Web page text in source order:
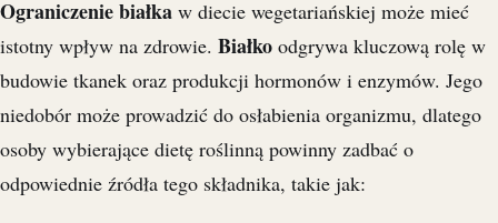
Ograniczenie białka w diecie wegetariańskiej może mieć
istotny wpływ na zdrowie. Białko odgrywa kluczową rolę w
budowie tkanek oraz produkcji hormonów i enzymów. Jego
niedobór może prowadzić do osłabienia organizmu, dlatego
osoby wybierające dietę roślinną powinny zadbać o
odpowiednie źródła tego składnika, takie jak: